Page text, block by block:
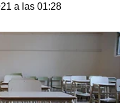
a las 01:28